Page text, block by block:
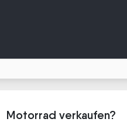
Motorrad verkaufen?